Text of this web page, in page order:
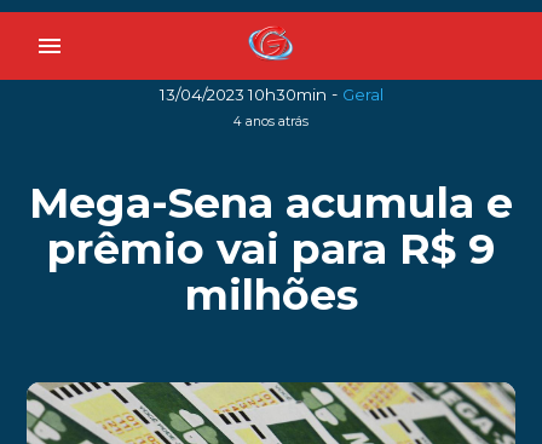
menu
13/04/2023 10h30min - Geral
4 anos atrás
Mega-Sena acumula e
prêmio vai para R$ 9
milhões